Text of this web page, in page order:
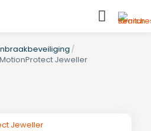
/
MotionProtect Jeweller